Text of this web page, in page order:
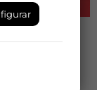
Artista, que